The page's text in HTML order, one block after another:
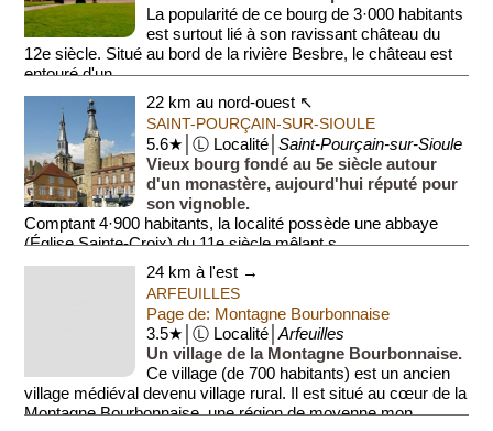
La popularité de ce bourg de 3·000 habitants
est surtout lié à son ravissant château du
12e siècle. Situé au bord de la rivière Besbre, le château est
entouré d'un ...
22 km au nord-ouest ↖
SAINT-POURÇAIN-SUR-SIOULE
5.6★│Ⓛ Localité│Saint-Pourçain-sur-Sioule
Vieux bourg fondé au 5e siècle autour
d'un monastère, aujourd'hui réputé pour
son vignoble.
Comptant 4·900 habitants, la localité possède une abbaye
(Église Sainte-Croix) du 11e siècle mêlant s...
24 km à l'est →
ARFEUILLES
Page de: Montagne Bourbonnaise
3.5★│Ⓛ Localité│Arfeuilles
Un village de la Montagne Bourbonnaise.
Ce village (de 700 habitants) est un ancien
village médiéval devenu village rural. Il est situé au cœur de la
Montagne Bourbonnaise, une région de moyenne mon...